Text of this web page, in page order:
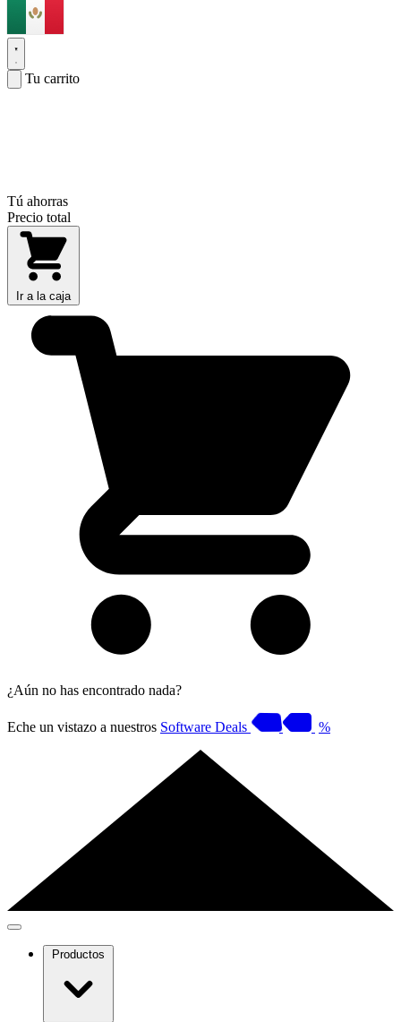
Tu carrito
Tú ahorras
Precio total
Ir a la caja
¿Aún no has encontrado nada?
Eche un vistazo a nuestros Software Deals %
Productos